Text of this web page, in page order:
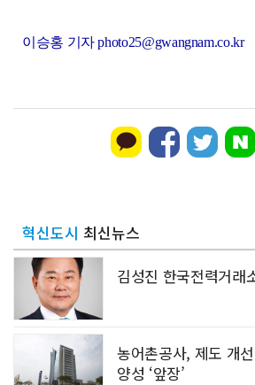
이승홍 기자 photo25@gwangnam.co.kr
혁신도시 최신뉴스
김성진 한국전력거래
농어촌공사, 제도 개
양성 ‘앞장’